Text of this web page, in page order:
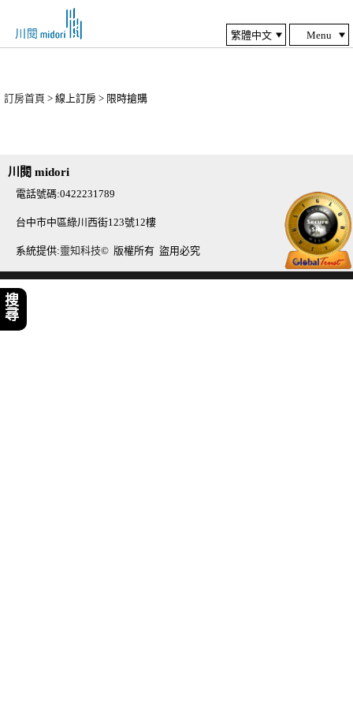
Menu
訂房首頁 > 線上訂房 > 限時搶購
搜尋
川閱 midori
電話號碼:0422231789
台中市中區綠川西街123號12樓
系統提供:靈知科技© 版權所有 盜用必究